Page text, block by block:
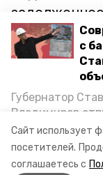
Сайт использует
посетителей.
соглашаетесь с
с
Губернатор
Владимиров
Минеральные
строительство
Минводах, а
Ранее
проводят
выявлению